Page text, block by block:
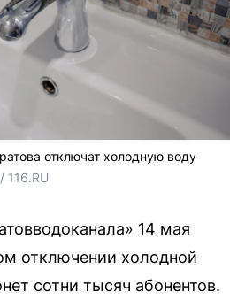
отключат холодную воду
116.RU
14 мая
отключении холодной
сотни тысяч абонентов.